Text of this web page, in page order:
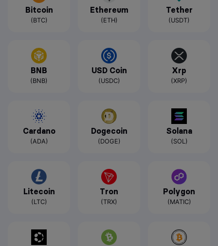
Bitcoin
(BTC)
Ethereum
(ETH)
Tether
(USDT)
BNB
(BNB)
USD Coin
(USDC)
Xrp
(XRP)
Cardano
(ADA)
Dogecoin
(DOGE)
Solana
(SOL)
Litecoin
(LTC)
Tron
(TRX)
Polygon
(MATIC)